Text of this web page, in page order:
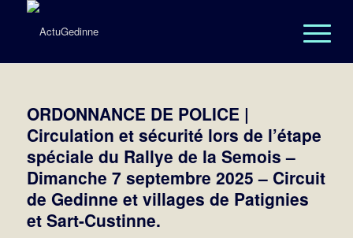
ORDONNANCE DE POLICE |
Circulation et sécurité lors de l’étape
spéciale du Rallye de la Semois –
Dimanche 7 septembre 2025 – Circuit
de Gedinne et villages de Patignies
et Sart-Custinne.